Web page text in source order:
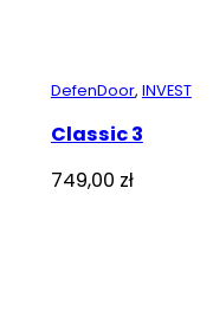
DefenDoor, INVEST
Classic 3
749,00 zł